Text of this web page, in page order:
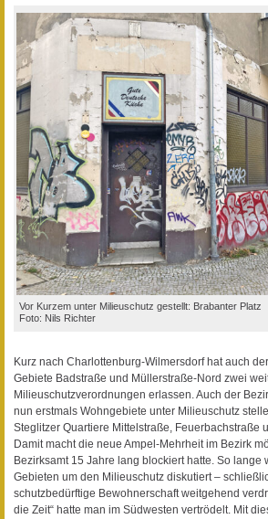
Vor Kurzem unter Milieuschutz gestellt: Brabanter Platz
Foto: Nils Richter
Kurz nach Charlottenburg-Wilmersdorf hat auch
Gebiete Badstraße und Müllerstraße-Nord zwei
Milieuschutzverordnungen erlassen. Auch der
nun erstmals Wohngebiete unter Milieuschutz
Steglitzer Quartiere Mittelstraße, Feuerbachstraße
Damit macht die neue Ampel-Mehrheit im Bezirk
Bezirksamt 15 Jahre lang blockiert hatte. So lange
Gebieten um den Milieuschutz diskutiert –
schutzbedürftige Bewohnerschaft weitgehend
die Zeit“ hatte man im Südwesten vertrödelt. Mit